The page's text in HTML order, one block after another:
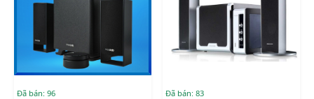
Đã bán: 96 Đã bán: 83